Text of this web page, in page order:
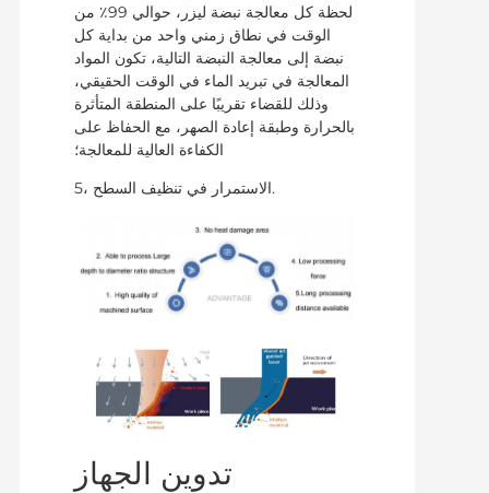
لحظة كل معالجة نبضة ليزر، حوالي 99٪ من
الوقت في نطاق زمني واحد من بداية كل
نبضة إلى معالجة النبضة التالية، تكون المواد
المعالجة في تبريد الماء في الوقت الحقيقي،
وذلك للقضاء تقريبًا على المنطقة المتأثرة
بالحرارة وطبقة إعادة الصهر، مع الحفاظ على
5، الاستمرار في تنظيف السطح.
تدوين الجهاز